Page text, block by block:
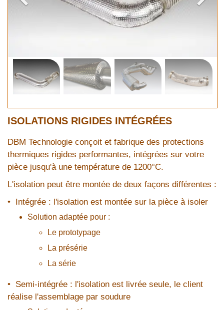
ISOLATIONS RIGIDES INTÉGRÉES
DBM Technologie conçoit et fabrique des protections
thermiques rigides performantes, intégrées sur votre
pièce jusqu'à une température de 1200°C.
L'isolation peut être montée de deux façons différentes :
• Intégrée : l'isolation est montée sur la pièce à isoler
Solution adaptée pour :
Le prototypage
La présérie
La série
• Semi-intégrée : l'isolation est livrée seule, le client
réalise l'assemblage par soudure